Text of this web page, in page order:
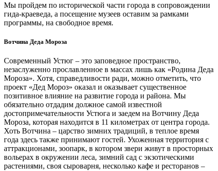
Мы пройдем по исторической части города в сопровождении
гида-краеведа, а посещение музеев оставим за рамками
программы, на свободное время.
Вотчина Деда Мороза
Современный Устюг – это заповедное пространство,
незаслуженно прославленное в массах лишь как «Родина Деда
Мороза». Хотя, справедливости ради, можно отметить, что
проект «Дед Мороз» оказал и оказывает существенное
позитивное влияние на развитие города и района. Мы
обязательно отдадим должное самой известной
достопримечательности Устюга и заедем на Вотчину Деда
Мороза, которая находится в 11 километрах от центра города.
Хоть Вотчина – царство зимних традиций, в теплое время
года здесь также принимают гостей. Ухоженная территория с
аттракционами, зоопарк, в котором звери живут в просторных
вольерах в окружении леса, зимний сад с экзотическими
растениями, своя сыроварня, несколько кафе и ресторанов –